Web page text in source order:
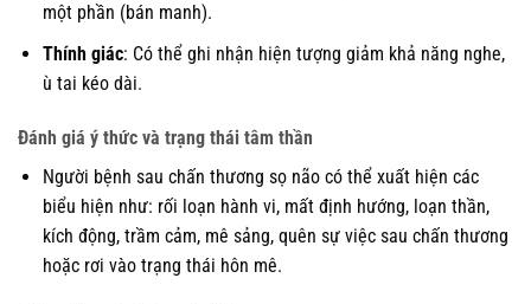
một phần (bán manh).
Thính giác: Có thể ghi nhận hiện tượng giảm khả năng nghe,
ù tai kéo dài.
Đánh giá ý thức và trạng thái tâm thần
Người bệnh sau chấn thương sọ não có thể xuất hiện các
biểu hiện như: rối loạn hành vi, mất định hướng, loạn thần,
kích động, trầm cảm, mê sảng, quên sự việc sau chấn thương
hoặc rơi vào trạng thái hôn mê.